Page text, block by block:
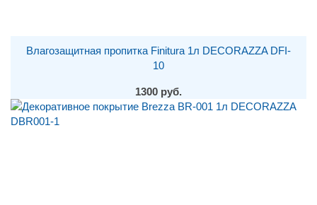
Влагозащитная пропитка Finitura 1л DECORAZZA DFI-
10
1300 руб.